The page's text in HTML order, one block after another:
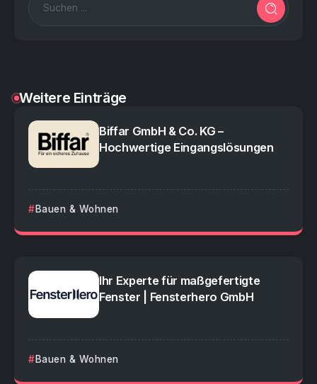
Weitere Einträge
Biffar GmbH & Co. KG –
Hochwertige Eingangslösungen
Bauen & Wohnen
Ihr Experte für maßgefertigte
Fenster | Fensterhero GmbH
Bauen & Wohnen